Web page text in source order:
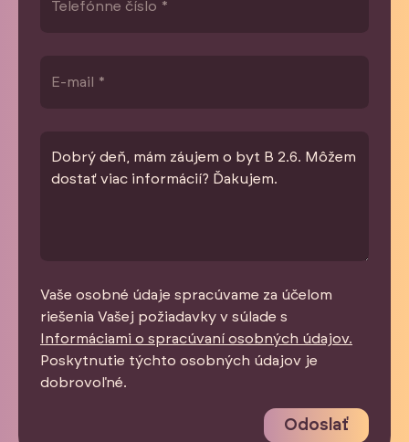
Vaše osobné údaje spracúvame za účelom
riešenia Vašej požiadavky v súlade s
Informáciami o spracúvaní osobných údajov.
Poskytnutie týchto osobných údajov je
dobrovoľné.
Odoslať